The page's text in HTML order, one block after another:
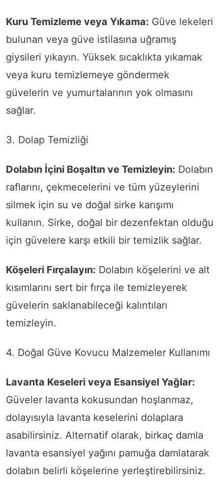
Kuru Temizleme veya Yıkama: Güve lekeleri
bulunan veya güve istilasına uğramış
giysileri yıkayın. Yüksek sıcaklıkta yıkamak
veya kuru temizlemeye göndermek
güvelerin ve yumurtalarının yok olmasını
sağlar.
3. Dolap Temizliği
Dolabın İçini Boşaltın ve Temizleyin: Dolabın
raflarını, çekmecelerini ve tüm yüzeylerini
silmek için su ve doğal sirke karışımı
kullanın. Sirke, doğal bir dezenfektan olduğu
için güvelere karşı etkili bir temizlik sağlar.
Köşeleri Fırçalayın: Dolabın köşelerini ve alt
kısımlarını sert bir fırça ile temizleyerek
güvelerin saklanabileceği kalıntıları
temizleyin.
4. Doğal Güve Kovucu Malzemeler Kullanımı
Lavanta Keseleri veya Esansiyel Yağlar:
Güveler lavanta kokusundan hoşlanmaz,
dolayısıyla lavanta keselerini dolaplara
asabilirsiniz. Alternatif olarak, birkaç damla
lavanta esansiyel yağını pamuğa damlatarak
dolabın belirli köşelerine yerleştirebilirsiniz.